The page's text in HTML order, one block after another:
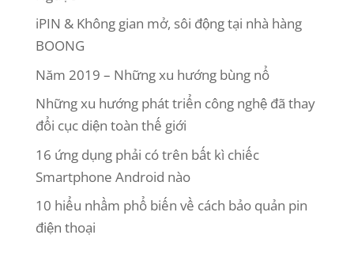
iPIN & Không gian mở, sôi động tại nhà hàng
BOONG
Năm 2019 – Những xu hướng bùng nổ
Những xu hướng phát triển công nghệ đã thay
đổi cục diện toàn thế giới
16 ứng dụng phải có trên bất kì chiếc
Smartphone Android nào
10 hiểu nhầm phổ biến về cách bảo quản pin
điện thoại